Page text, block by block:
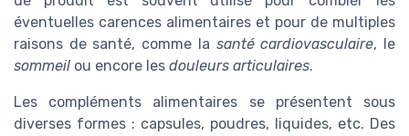
éventuelles carences alimentaires et pour de multiples
raisons de santé, comme la santé cardiovasculaire, le
sommeil ou encore les douleurs articulaires.
Les compléments alimentaires se présentent sous
diverses formes : capsules, poudres, liquides, etc. Des